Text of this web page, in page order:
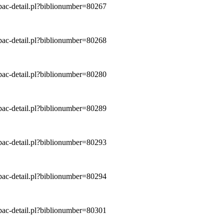
detail.pl?biblionumber=80267
detail.pl?biblionumber=80268
detail.pl?biblionumber=80280
detail.pl?biblionumber=80289
detail.pl?biblionumber=80293
detail.pl?biblionumber=80294
detail.pl?biblionumber=80301